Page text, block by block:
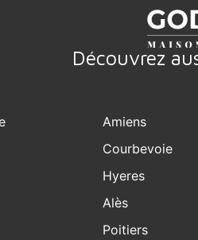
Découvrez
Amiens
Courbevoie
Hyeres
Alès
Poitiers